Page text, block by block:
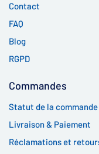
Contact
FAQ
Blog
RGPD
Commandes
Statut de la commande
Livraison & Paiement
Réclamations et